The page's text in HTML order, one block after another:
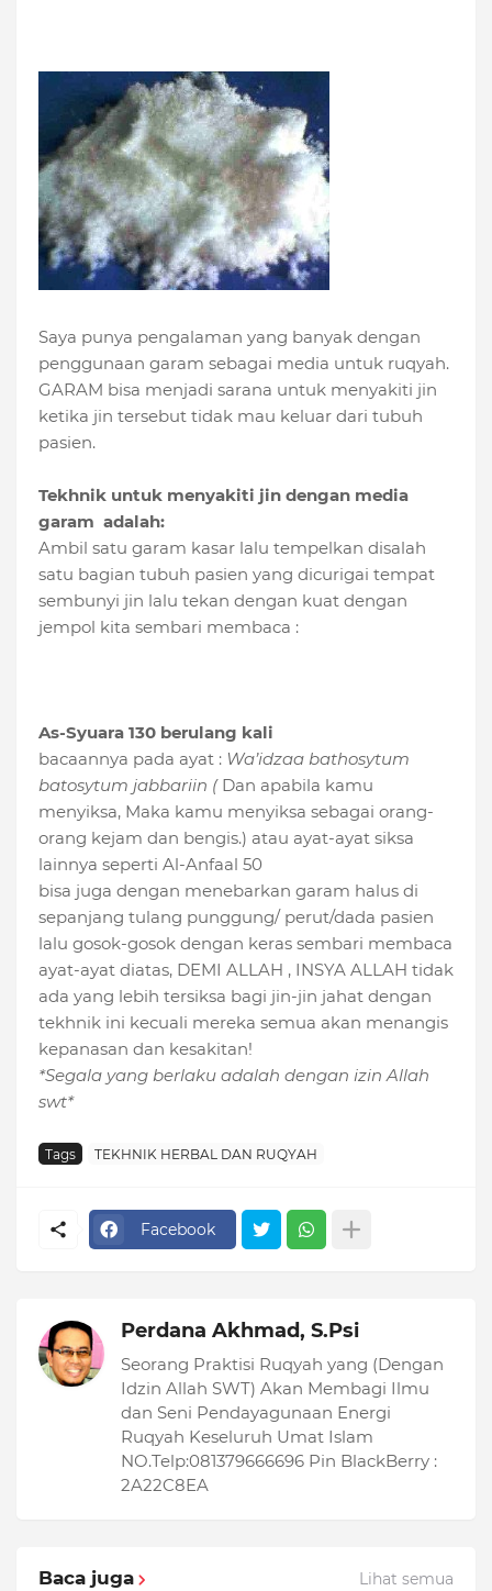
Saya punya pengalaman yang banyak dengan
penggunaan garam sebagai media untuk ruqyah.
GARAM bisa menjadi sarana untuk menyakiti jin
ketika jin tersebut tidak mau keluar dari tubuh
pasien.
Tekhnik untuk menyakiti jin dengan media
garam adalah:
Ambil satu garam kasar lalu tempelkan disalah
satu bagian tubuh pasien yang dicurigai tempat
sembunyi jin lalu tekan dengan kuat dengan
jempol kita sembari membaca :
As-Syuara 130 berulang kali
bacaannya pada ayat : Wa’idzaa bathosytum
batosytum jabbariin (Dan apabila kamu
menyiksa, Maka kamu menyiksa sebagai orang-
orang kejam dan bengis.) atau ayat-ayat siksa
lainnya seperti Al-Anfaal 50
bisa juga dengan menebarkan garam halus di
sepanjang tulang punggung/ perut/dada pasien
lalu gosok-gosok dengan keras sembari membaca
ayat-ayat diatas, DEMI ALLAH , INSYA ALLAH tidak
ada yang lebih tersiksa bagi jin-jin jahat dengan
tekhnik ini kecuali mereka semua akan menangis
kepanasan dan kesakitan!
*Segala yang berlaku adalah dengan izin Allah
swt*
Tags TEKHNIK HERBAL DAN RUQYAH
Facebook
Perdana Akhmad, S.Psi
Seorang Praktisi Ruqyah yang (Dengan
Idzin Allah SWT) Akan Membagi Ilmu
dan Seni Pendayagunaan Energi
Ruqyah Keseluruh Umat Islam
NO.Telp:081379666696 Pin BlackBerry :
2A22C8EA
Baca juga Lihat semua